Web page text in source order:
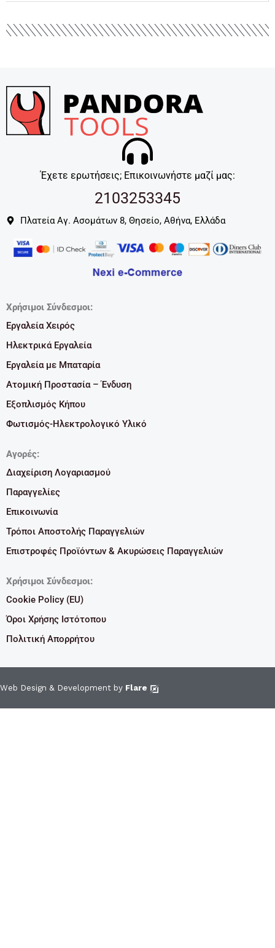
Έχετε ερωτήσεις; Επικοινωνήστε μαζί μας:
2103253345
Πλατεία Αγ. Ασομάτων 8, Θησείο, Αθήνα, Ελλάδα
Χρήσιμοι Σύνδεσμοι:
Εργαλεία Χειρός
Ηλεκτρικά Εργαλεία
Εργαλεία με Μπαταρία
Ατομική Προστασία – Ένδυση
Εξοπλισμός Κήπου
Φωτισμός-Ηλεκτρολογικό Υλικό
Αγορές:
Διαχείριση Λογαριασμού
Παραγγελίες
Επικοινωνία
Τρόποι Αποστολής Παραγγελιών
Επιστροφές Προϊόντων & Ακυρώσεις Παραγγελιών
Χρήσιμοι Σύνδεσμοι:
Cookie Policy (EU)
Όροι Χρήσης Ιστότοπου
Πολιτική Απορρήτου
Web Design & Development by Flare